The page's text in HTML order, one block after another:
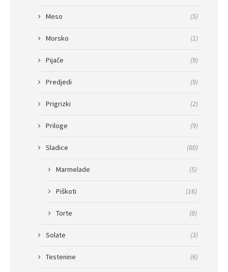
Meso (5)
Morsko (1)
Pijače (9)
Predjedi (9)
Prigrizki (2)
Priloge (9)
Sladice (80)
Marmelade (5)
Piškoti (16)
Torte (8)
Solate (3)
Testenine (6)